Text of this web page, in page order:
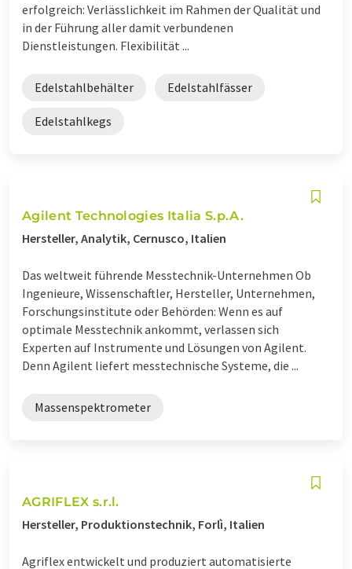
erfolgreich: Verlässlichkeit im Rahmen der Qualität und
in der Führung aller damit verbundenen
Dienstleistungen. Flexibilität ...
Edelstahlbehälter Edelstahlfässer
Edelstahlkegs
Agilent Technologies Italia S.p.A.
Hersteller, Analytik, Cernusco, Italien
Das weltweit führende Messtechnik-Unternehmen Ob
Ingenieure, Wissenschaftler, Hersteller, Unternehmen,
Forschungsinstitute oder Behörden: Wenn es auf
optimale Messtechnik ankommt, verlassen sich
Experten auf Instrumente und Lösungen von Agilent.
Denn Agilent liefert messtechnische Systeme, die ...
Massenspektrometer
AGRIFLEX s.r.l.
Hersteller, Produktionstechnik, Forlì, Italien
Agriflex entwickelt und produziert automatisierte